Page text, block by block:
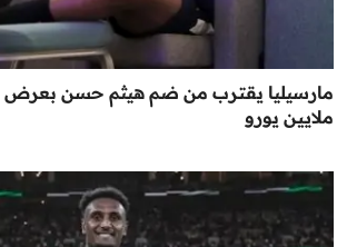
ملايين يورو